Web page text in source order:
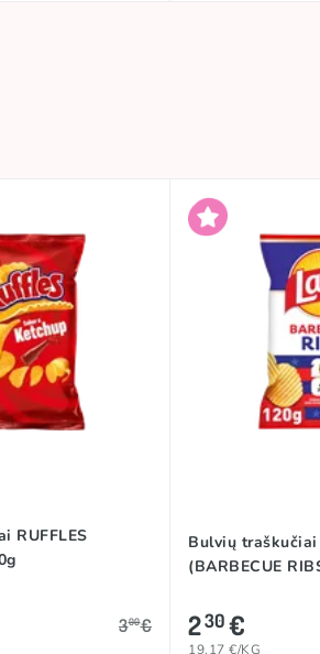
RUFFLES
300€
Bulvių traškučiai
(BARBECUE
230€
19.17 €/KG